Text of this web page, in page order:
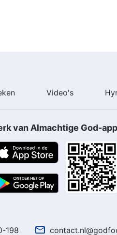
Video's
van Almachtige God-app
198